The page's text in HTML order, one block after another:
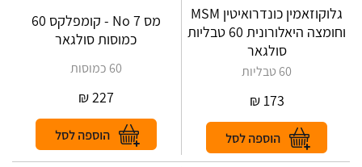
גלוקוזאמין כונדרואיטין MSM
וחומצה היאלורונית 60 טבליות
סולגאר
60 טבליות
173
₪
מס No 7 - קומפלקס 60
כמוסות סולגאר
60 כמוסות
227
₪